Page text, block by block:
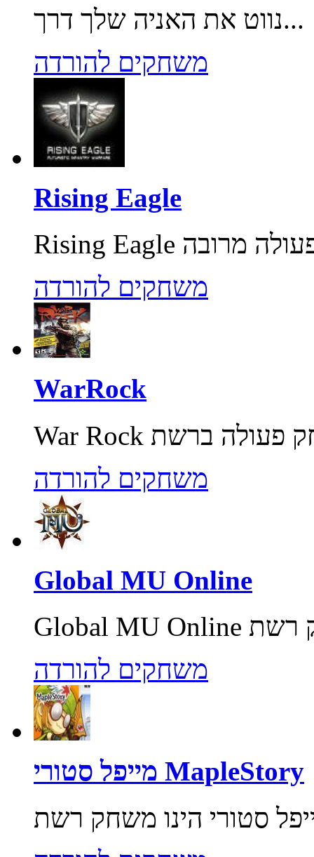
נווט את האניה שלך דרך...
משחקים להורדה
Rising Eagle
משחקים להורדה
WarRock
משחקים להורדה
Global MU Online
משחקים להורדה
מייפל סטורי MapleStory